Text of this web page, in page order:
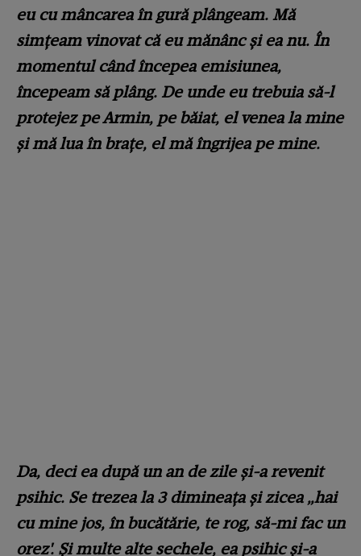
eu cu mâncarea în gură plângeam. Mă
simțeam vinovat că eu mănânc și ea nu. În
momentul când începea emisiunea,
începeam să plâng. De unde eu trebuia să-l
protejez pe Armin, pe băiat, el venea la mine
și mă lua în brațe, el mă îngrijea pe mine.
Da, deci ea după un an de zile și-a revenit
psihic. Se trezea la 3 dimineața și zicea „hai
cu mine jos, în bucătărie, te rog, să-mi fac un
orez'. Și multe alte sechele, ea psihic și-a